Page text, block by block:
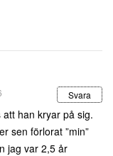
Svara
han kryar på sig.
sen förlorat ”min”
jag var 2,5 år